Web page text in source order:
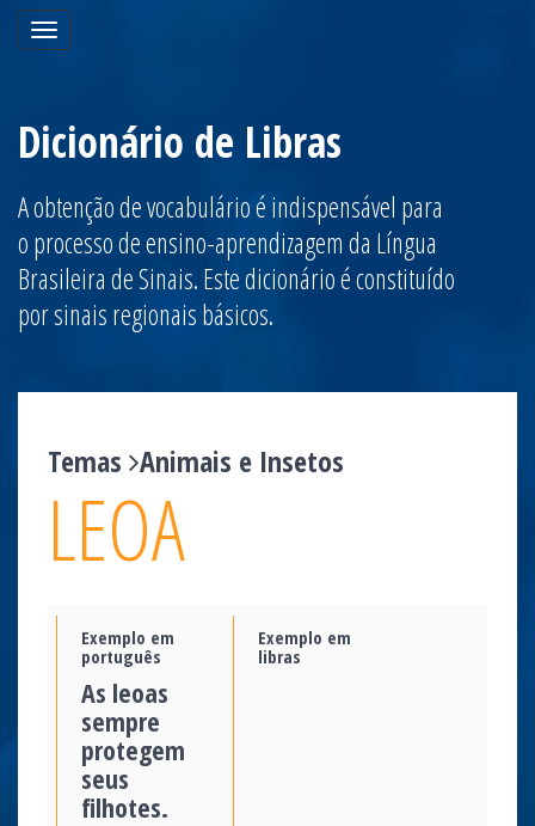
Toggle
navigation
Dicionário de Libras
A obtenção de vocabulário é indispensável para
o processo de ensino-aprendizagem da Língua
Brasileira de Sinais. Este dicionário é constituído
por sinais regionais básicos.
Temas Animais e Insetos
LEOA
Exemplo em
português
As leoas
sempre
protegem
seus
filhotes.
Exemplo em
libras